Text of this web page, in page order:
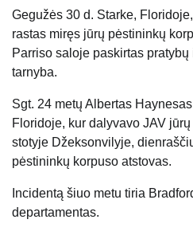
Gegužės 30 d. Starke,
rastas miręs jūrų pėstininkų
Parriso saloje paskirtas
tarnyba.
Sgt. 24 metų Albertas
Floridoje, kur dalyvavo JAV
stotyje Džeksonvilyje,
pėstininkų korpuso atstovas.
Incidentą šiuo metu tiria
departamentas.